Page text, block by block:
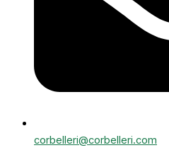
corbelleri@corbelleri.com